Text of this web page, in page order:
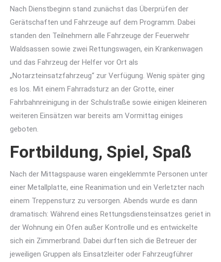
Nach Dienstbeginn stand zunächst das Überprüfen der
Gerätschaften und Fahrzeuge auf dem Programm. Dabei
standen den Teilnehmern alle Fahrzeuge der Feuerwehr
Waldsassen sowie zwei Rettungswagen, ein Krankenwagen
und das Fahrzeug der Helfer vor Ort als
„Notarzteinsatzfahrzeug“ zur Verfügung. Wenig später ging
es los. Mit einem Fahrradsturz an der Grotte, einer
Fahrbahnreinigung in der Schulstraße sowie einigen kleineren
weiteren Einsätzen war bereits am Vormittag einiges
geboten.
Fortbildung, Spiel, Spaß
Nach der Mittagspause waren eingeklemmte Personen unter
einer Metallplatte, eine Reanimation und ein Verletzter nach
einem Treppensturz zu versorgen. Abends wurde es dann
dramatisch: Während eines Rettungsdiensteinsatzes geriet in
der Wohnung ein Ofen außer Kontrolle und es entwickelte
sich ein Zimmerbrand. Dabei durften sich die Betreuer der
jeweiligen Gruppen als Einsatzleiter oder Fahrzeugführer